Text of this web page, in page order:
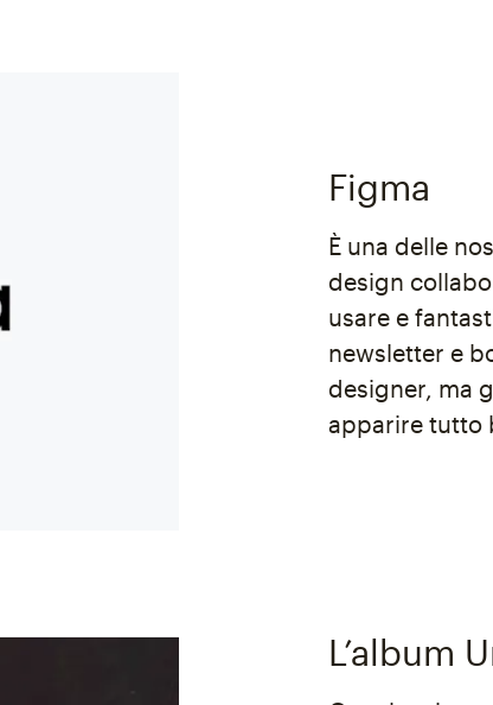
Figma
È una delle
design
usare e
newsletter e
designer, ma
apparire tutto
L’album